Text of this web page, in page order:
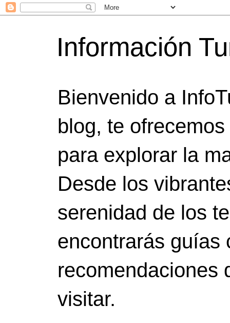
Información
Bienvenido a
blog, te
para explorar la
Desde los
serenidad de los
encontrarás guías
recomendaciones
visitar.